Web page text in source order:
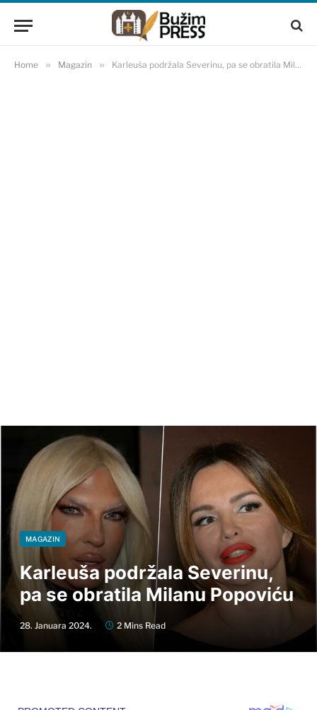
Home » Magazin » Karleuša podržala Severinu, pa se obratila Milanu Popoviću
MAGAZIN
Karleuša podržala Severinu,
pa se obratila Milanu Popoviću
28. Januara 2024. 2 Mins Read